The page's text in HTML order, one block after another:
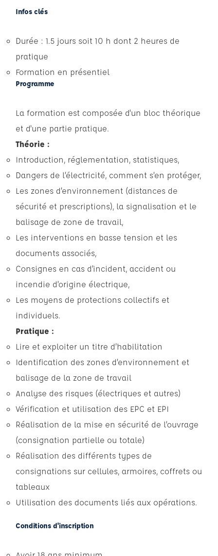
Infos clés
Durée : 1.5 jours soit 10 h dont 2 heures de
pratique
Formation en présentiel
Programme
La formation est composée d'un bloc théorique
et d'une partie pratique.
Théorie :
Introduction, réglementation, statistiques,
Dangers de l’électricité, comment s’en protéger,
Les zones d’environnement (distances de
sécurité et prescriptions), la signalisation et le
balisage de zone de travail,
Les interventions en basse tension et les
documents associés,
Consignes en cas d’incident, accident ou
incendie d’origine électrique,
Les moyens de protections collectifs et
individuels.
Pratique :
Lire et exploiter un titre d’habilitation
Identification des zones d’environnement et
balisage de la zone de travail
Analyse des risques (électriques et autres)
Vérification et utilisation des EPC et EPI
Réalisation de la mise en sécurité de l’ouvrage
(consignation partielle ou totale)
Réalisation des différents types de
consignations sur cellules, armoires, coffrets ou
tableaux
Utilisation des documents liés aux opérations.
Conditions d'inscription